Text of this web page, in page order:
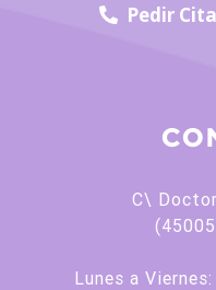
Pedir Cita
C\ Doctor
Lunes a